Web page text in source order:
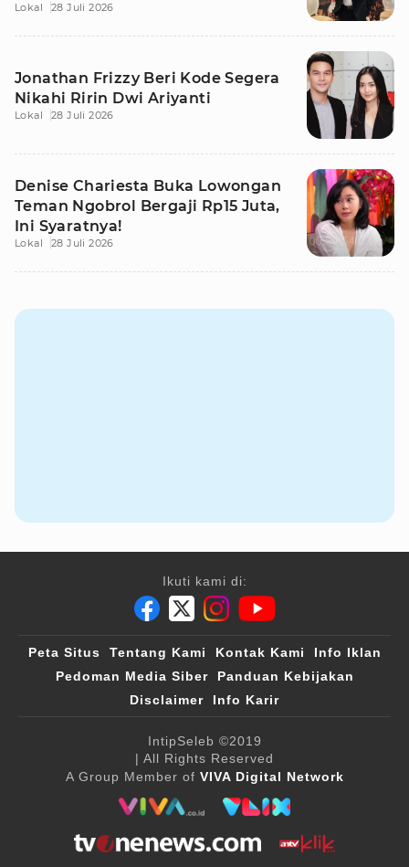
Lokal 28 Juli 2026
Jonathan Frizzy Beri Kode Segera
Nikahi Ririn Dwi Ariyanti
Lokal 28 Juli 2026
Denise Chariesta Buka Lowongan
Teman Ngobrol Bergaji Rp15 Juta,
Ini Syaratnya!
Lokal 28 Juli 2026
Ikuti kami di:
Peta Situs Tentang Kami Kontak Kami
Info Iklan
Pedoman Media Siber
Panduan Kebijakan
Disclaimer
Info Karir
IntipSeleb ©2019
| All Rights Reserved
A Group Member of VIVA Digital Network